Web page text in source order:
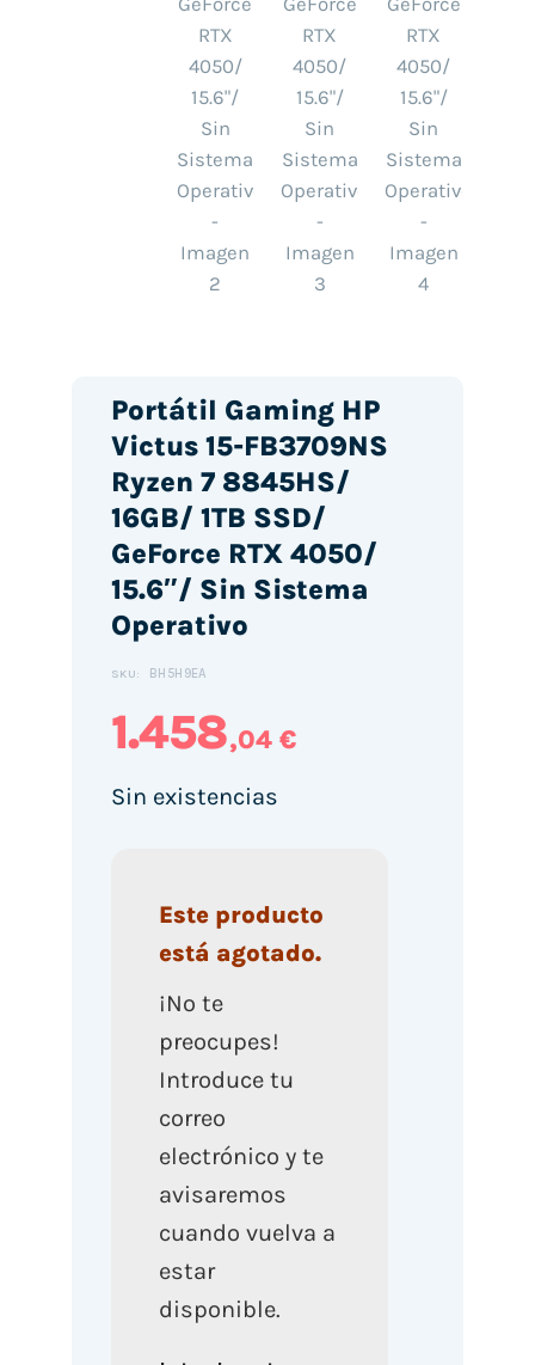
Portátil Gaming HP
Victus 15-FB3709NS
Ryzen 7 8845HS/
16GB/ 1TB SSD/
GeForce RTX 4050/
15.6″/ Sin Sistema
Operativo
SKU: BH5H9EA
1.458,04 €
Sin existencias
Este producto
está agotado.
¡No te
preocupes!
Introduce tu
correo
electrónico y te
avisaremos
cuando vuelva a
estar
disponible.